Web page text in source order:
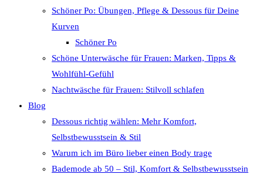
Schöner Po: Übungen, Pflege & Dessous für Deine
Kurven
Schöner Po
Schöne Unterwäsche für Frauen: Marken, Tipps &
Wohlfühl-Gefühl
Nachtwäsche für Frauen: Stilvoll schlafen
Blog
Dessous richtig wählen: Mehr Komfort,
Selbstbewusstsein & Stil
Warum ich im Büro lieber einen Body trage
Bademode ab 50 – Stil, Komfort & Selbstbewusstsein